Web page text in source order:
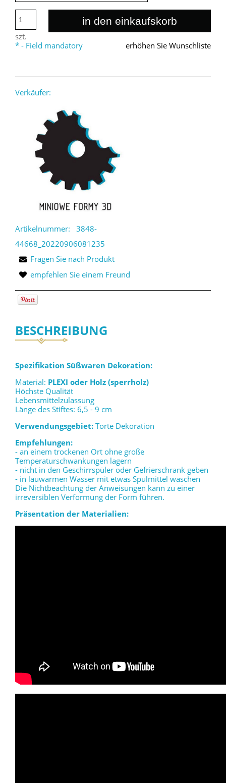
szt.
in den einkaufskorb
erhöhen Sie Wunschliste
* - Field mandatory
Verkäufer:
Artikelnummer:
3848-
44668_20220906081235
Fragen Sie nach Produkt
empfehlen Sie einem Freund
BESCHREIBUNG
Spezifikation Süßwaren Dekoration:
Material: PLEXI oder Holz (sperrholz)
Höchste Qualität
Lebensmittelzulassung
Länge des Stiftes: 6,5 - 9 cm
Verwendungsgebiet: Torte Dekoration
Empfehlungen:
- an einem trockenen Ort ohne große
Temperaturschwankungen lagern
- nicht in den Geschirrspüler oder Gefrierschrank geben
- in lauwarmen Wasser mit etwas Spülmittel waschen
Die Nichtbeachtung der Anweisungen kann zu einer
irreversiblen Verformung der Form führen.
Präsentation der Materialien: